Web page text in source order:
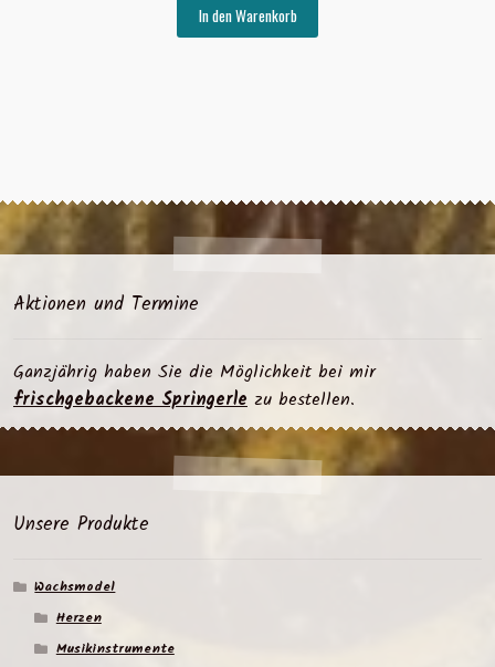
In den Warenkorb
Aktionen und Termine
Ganzjährig haben Sie die Möglichkeit bei mir
frischgebackene Springerlezu bestellen.
Unsere Produkte
Wachsmodel
Herzen
Musikinstrumente